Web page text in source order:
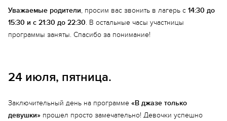
Уважаемые родители, просим вас звонить в лагерь с 14:30 до
15:30 и с 21:30 до 22:30. В остальные часы участницы
программы заняты. Спасибо за понимание!
24 июля, пятница.
Заключительный день на программе «В джазе только
девушки» прошел просто замечательно! Девочки успешно